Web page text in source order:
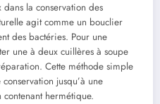
la conservation des
agit comme un bouclier
des bactéries. Pour une
une à deux cuillères à soupe
Cette méthode simple
jusqu’à une
hermétique.